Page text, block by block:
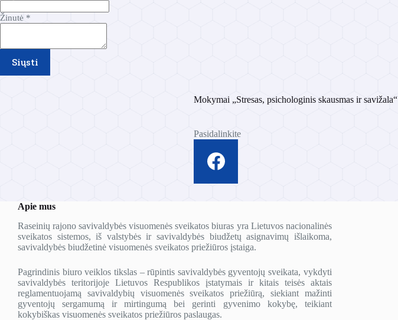
Mokymai „Stresas, psichologinis skausmas ir savižala“
Pasidalinkite
V
d
Žinutė *
Siųsti
Apie mus
Raseinių rajono savivaldybės visuomenės sveikatos biuras yra Lietuvos nacionalinės
sveikatos sistemos, iš valstybės ir savivaldybės biudžetų asignavimų išlaikoma,
savivaldybės biudžetinė visuomenės sveikatos priežiūros įstaiga.
Pagrindinis biuro veiklos tikslas – rūpintis savivaldybės gyventojų sveikata, vykdyti
savivaldybės teritorijoje Lietuvos Respublikos įstatymais ir kitais teisės aktais
reglamentuojamą savivaldybių visuomenės sveikatos priežiūrą, siekiant mažinti
gyventojų sergamumą ir mirtingumą bei gerinti gyvenimo kokybę, teikiant
kokybiškas visuomenės sveikatos priežiūros paslaugas.